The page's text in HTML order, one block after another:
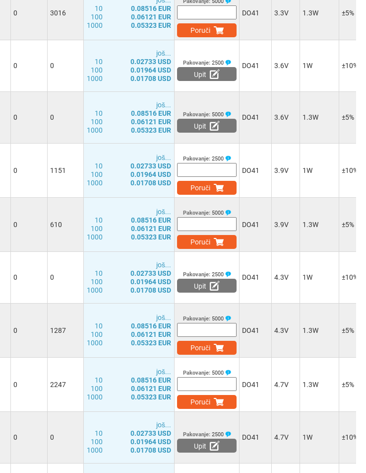
0 3016
10
0.08516 EUR
100
0.06121 EUR
1000
0.05323 EUR
Poruči
DO41 3.3V 1.3W ±5%
0 0
јоš...
10
0.02733 USD
100
0.01964 USD
1000
0.01708 USD
Pakovanje: 2500
Upit
DO41 3.6V 1W ±10%
0 0
јоš...
10
0.08516 EUR
100
0.06121 EUR
1000
0.05323 EUR
Pakovanje: 5000
Upit
DO41 3.6V 1.3W ±5%
0 1151
јоš...
10
0.02733 USD
100
0.01964 USD
1000
0.01708 USD
Pakovanje: 2500
Poruči
DO41 3.9V 1W ±10%
0 610
јоš...
10
0.08516 EUR
100
0.06121 EUR
1000
0.05323 EUR
Pakovanje: 5000
Poruči
DO41 3.9V 1.3W ±5%
0 0
јоš...
10
0.02733 USD
100
0.01964 USD
1000
0.01708 USD
Pakovanje: 2500
Upit
DO41 4.3V 1W ±10%
0 1287
јоš...
10
0.08516 EUR
100
0.06121 EUR
1000
0.05323 EUR
Pakovanje: 5000
Poruči
DO41 4.3V 1.3W ±5%
0 2247
јоš...
10
0.08516 EUR
100
0.06121 EUR
1000
0.05323 EUR
Pakovanje: 5000
Poruči
DO41 4.7V 1.3W ±5%
0 0
јоš...
10
0.02733 USD
100
0.01964 USD
1000
0.01708 USD
Pakovanje: 2500
Upit
DO41 4.7V 1W ±10%